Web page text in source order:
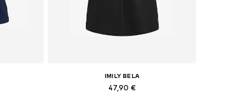
IMILY BELA
47,90 €